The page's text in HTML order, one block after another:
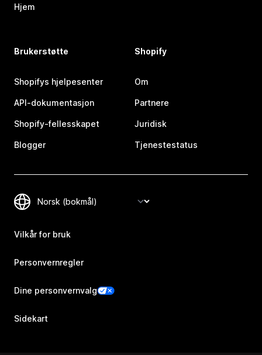
Hjem
Brukerstøtte
Shopifys hjelpesenter
API-dokumentasjon
Shopify-fellesskapet
Blogger
Shopify
Om
Partnere
Juridisk
Tjenestestatus
Vilkår for bruk
Personvernregler
Dine personvernvalg
Sidekart